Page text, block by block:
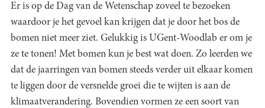
Er is op de Dag van de Wetenschap zoveel te bezoeken
waardoor je het gevoel kan krijgen dat je door het bos de
bomen niet meer ziet. Gelukkig is UGent-Woodlab er om je
ze te tonen! Met bomen kun je best wat doen. Zo leerden we
dat de jaarringen van bomen steeds verder uit elkaar komen
te liggen door de versnelde groei die te wijten is aan de
klimaatverandering. Bovendien vormen ze een soort van